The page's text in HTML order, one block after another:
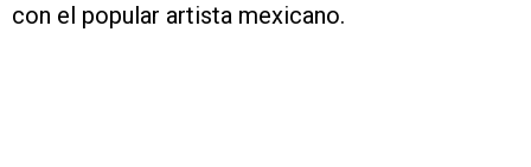
con el popular artista mexicano.